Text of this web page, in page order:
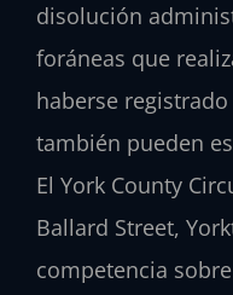
disolución
foráneas que
haberse
también pueden
El York County
Ballard Street,
competencia